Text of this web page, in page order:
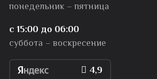
понедельник – пятница
с 15:00 до 06:00
суббота – воскресение
4,9